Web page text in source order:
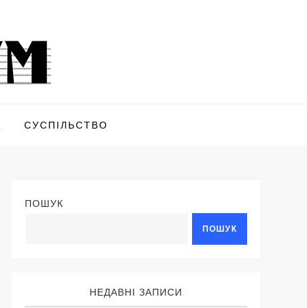
СУСПІЛЬСТВО
ПОШУК
ПОШУК
НЕДАВНІ ЗАПИСИ